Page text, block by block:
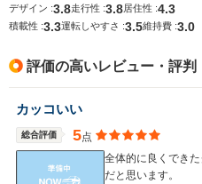
デザイン :3.8走行性 :3.8 居住性 :4.3
積載性 :3.3運転しやすさ :3.5維持費 :3.0
評価の高いレビュー・評判
カッコいい
総合評価 5点
全体的に良くでき
だと思います。